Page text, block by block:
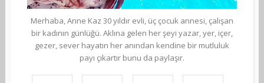
Merhaba, Anne Kaz 30 yıldır evli, üç çocuk annesi, çalışan
bir kadının günlüğü. Aklına gelen her şeyi yazar, yer, içer,
gezer, sever hayatın her anından kendine bir mutluluk
payı çıkartır bunu da paylaşır.